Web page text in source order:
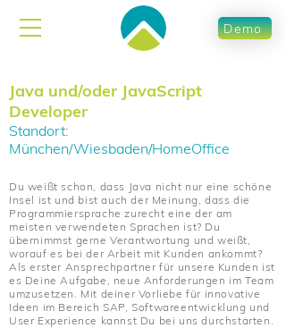
Demo
Java und/oder JavaScript
Developer
Standort:
München/Wiesbaden/HomeOffice
Du weißt schon, dass Java nicht nur eine schöne
Insel ist und bist auch der Meinung, dass die
Programmiersprache zurecht eine der am
meisten verwendeten Sprachen ist? Du
übernimmst gerne Verantwortung und weißt,
worauf es bei der Arbeit mit Kunden ankommt?
Als erster Ansprechpartner für unsere Kunden ist
es Deine Aufgabe, neue Anforderungen im Team
umzusetzen. Mit deiner Vorliebe für innovative
Ideen im Bereich SAP, Softwareentwicklung und
User Experience kannst Du bei uns durchstarten.